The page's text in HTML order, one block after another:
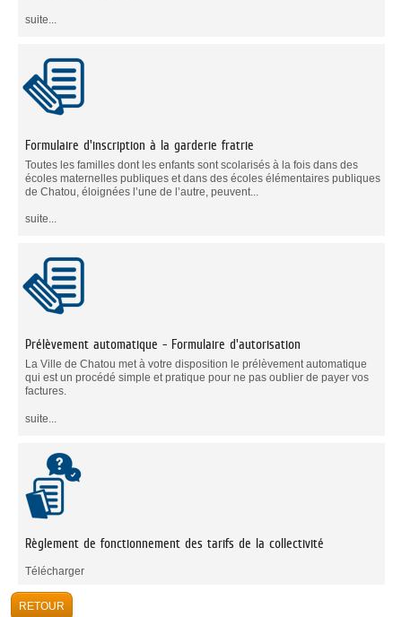
suite...
Formulaire d'inscription à la garderie fratrie
Toutes les familles dont les enfants sont scolarisés à la fois dans des
écoles maternelles publiques et dans des écoles élémentaires publiques
de Chatou, éloignées l’une de l’autre, peuvent...
suite...
Prélèvement automatique - Formulaire d'autorisation
La Ville de Chatou met à votre disposition le prélèvement automatique
qui est un procédé simple et pratique pour ne pas oublier de payer vos
factures.
suite...
Règlement de fonctionnement des tarifs de la collectivité
Télécharger